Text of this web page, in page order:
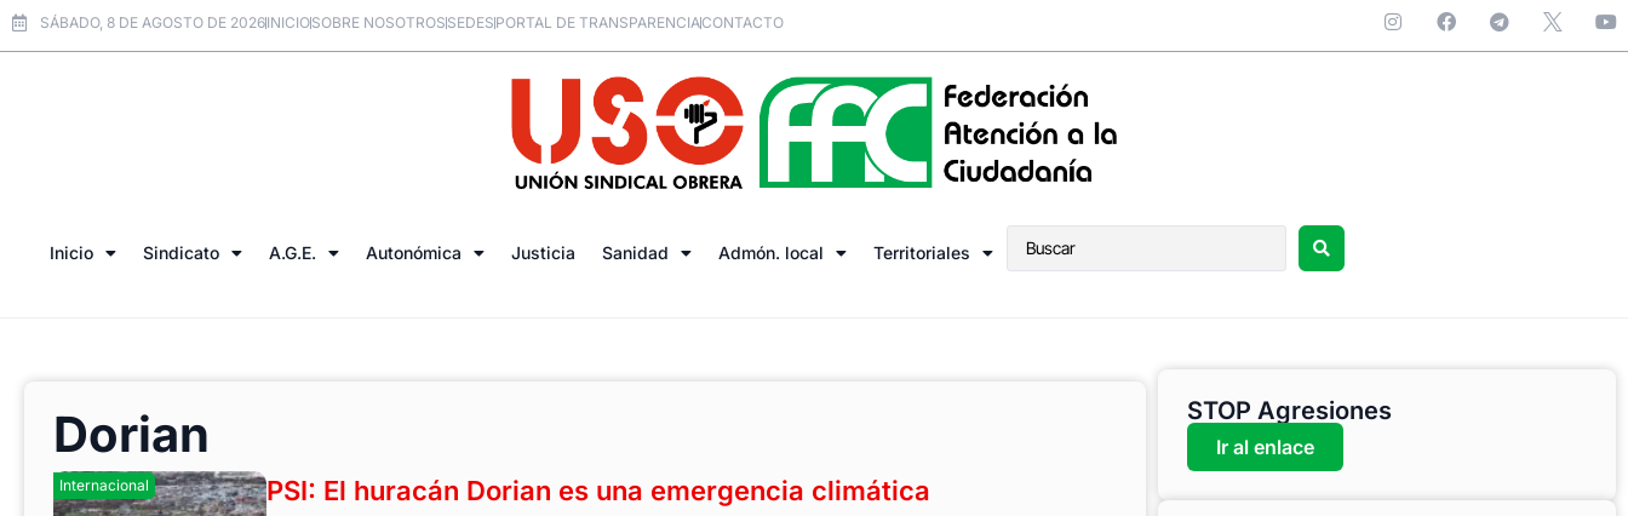
SÁBADO, 8 DE AGOSTO DE 2026INICIOSOBRE NOSOTROSSEDESPORTAL DE TRANSPARENCIACONTACTO
Inicio Sindicato A.G.E. Autonómica Justicia Sanidad Admón. local Territoriales
Dorian
Internacional PSI: El huracán Dorian es una emergencia climática
STOP Agresiones
Ir al enlace